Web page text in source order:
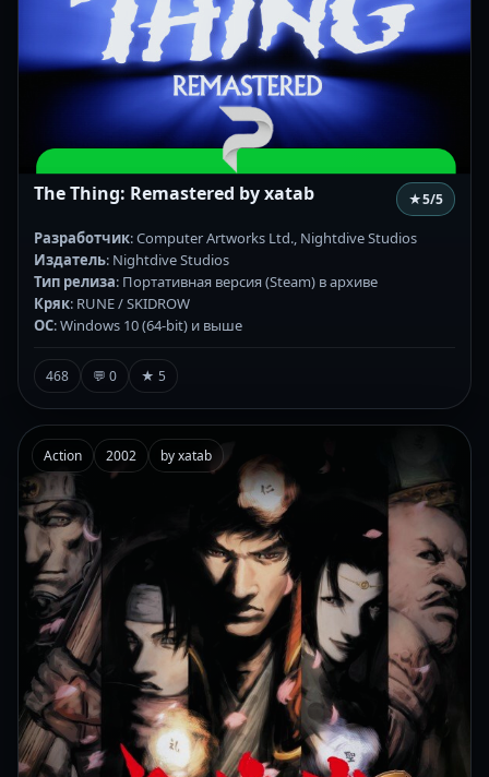
The Thing: Remastered by xatab ★5/5
Разработчик: Computer Artworks Ltd., Nightdive Studios
Издатель: Nightdive Studios
Тип релиза: Портативная версия (Steam) в архиве
Кряк: RUNE / SKIDROW
ОС: Windows 10 (64-bit) и выше
468 💬 0 ★ 5
Action 2002 by xatab